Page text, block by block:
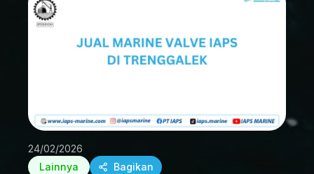
24/02/2026
Lainnya
Bagikan